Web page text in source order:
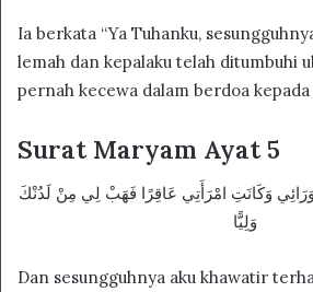
Ia berkata “Ya Tuhanku,
lemah dan kepalaku telah ditumbuhi
pernah kecewa dalam berdoa kepada
Surat Maryam Ayat 5
وَكَانَتِ امْرَأَتِي عَاقِرًا فَهَبْ لِي مِنْ لَدُنْكَ
وَلِيًّا
Dan sesungguhnya aku khawatir